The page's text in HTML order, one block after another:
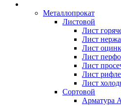
Металлопрокат
Листовой
Лист
Лист
Лист
Лист
Лист
Лист
Лист
Сортовой
Арматура